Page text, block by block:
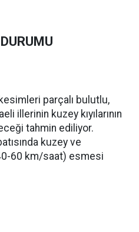
parçalı bulutlu,
illerinin kuzey kıyılarının
tahmin ediliyor.
kuzey ve
60 km/saat) esmesi